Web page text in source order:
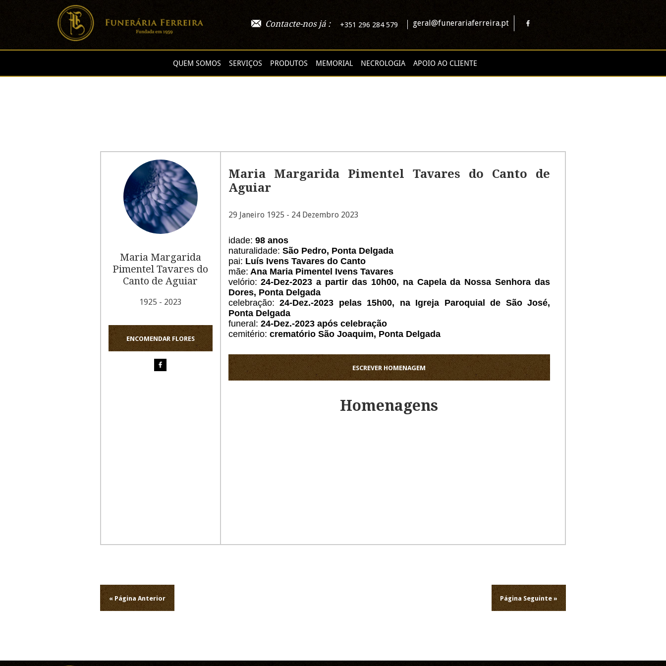
Contacte-nos já : +351 296 284 579 geral@funerariaferreira.pt
QUEM SOMOS SERVIÇOS PRODUTOS MEMORIAL NECROLOGIA APOIO AO CLIENTE
Maria Margarida
Pimentel Tavares do
Canto de Aguiar
1925 - 2023
ENCOMENDAR FLORES
Maria Margarida Pimentel Tavares do Canto de
Aguiar
29 Janeiro 1925 - 24 Dezembro 2023
idade: 98 anos
naturalidade: São Pedro, Ponta Delgada
pai: Luís Ivens Tavares do Canto
mãe: Ana Maria Pimentel Ivens Tavares
velório: 24-Dez-2023 a partir das 10h00, na Capela da Nossa Senhora das
Dores, Ponta Delgada
celebração: 24-Dez.-2023 pelas 15h00, na Igreja Paroquial de São José,
Ponta Delgada
funeral: 24-Dez.-2023 após celebração
cemitério: crematório São Joaquim, Ponta Delgada
ESCREVER HOMENAGEM
Homenagens
de
artigos
Página Seguinte »
« Página Anterior